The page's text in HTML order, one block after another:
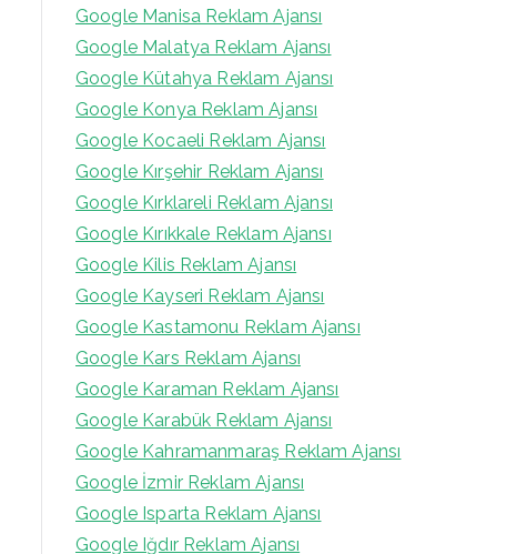
Google Manisa Reklam Ajansı
Google Malatya Reklam Ajansı
Google Kütahya Reklam Ajansı
Google Konya Reklam Ajansı
Google Kocaeli Reklam Ajansı
Google Kırşehir Reklam Ajansı
Google Kırklareli Reklam Ajansı
Google Kırıkkale Reklam Ajansı
Google Kilis Reklam Ajansı
Google Kayseri Reklam Ajansı
Google Kastamonu Reklam Ajansı
Google Kars Reklam Ajansı
Google Karaman Reklam Ajansı
Google Karabük Reklam Ajansı
Google Kahramanmaraş Reklam Ajansı
Google İzmir Reklam Ajansı
Google Isparta Reklam Ajansı
Google Iğdır Reklam Ajansı